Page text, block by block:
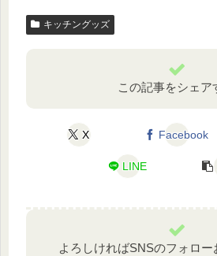
キッチングッズ
この記事をシェア
X Facebook
LINE
よろしければSNSのフォロー